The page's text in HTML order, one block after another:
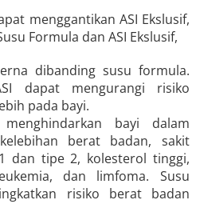
menggantikan ASI Ekslusif,
Formula dan ASI Ekslusif,
dibanding susu formula.
dapat mengurangi risiko
pada bayi.
bayi dalam
berat badan, sakit
dan tipe 2, kolesterol tinggi,
dan limfoma. Susu
risiko berat badan